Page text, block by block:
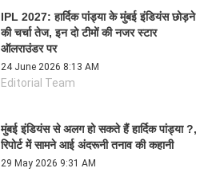
IPL 2027: हार्दिक पांड्या के मुंबई इंडियंस छोड़ने
की चर्चा तेज, इन दो टीमों की नजर स्टार
ऑलराउंडर पर
24 June 2026 8:13 AM
Editorial Team
मुंबई इंडियंस से अलग हो सकते हैं हार्दिक पांड्या ?,
रिपोर्ट में सामने आई अंदरूनी तनाव की कहानी
29 May 2026 9:31 AM